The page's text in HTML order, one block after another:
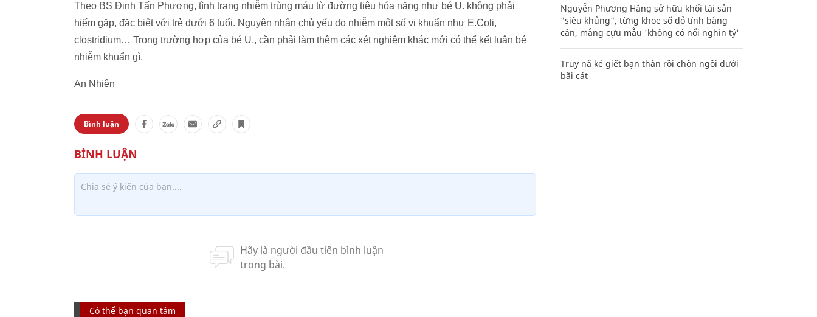
Theo BS Đinh Tấn Phương, tình trạng nhiễm trùng máu từ đường tiêu hóa nặng như bé U. không phải
hiếm gặp, đặc biệt với trẻ dưới 6 tuổi. Nguyên nhân chủ yếu do nhiễm một số vi khuẩn như E.Coli,
clostridium… Trong trường hợp của bé U., cần phải làm thêm các xét nghiệm khác mới có thể kết luận bé
nhiễm khuẩn gì.
An Nhiên
Bình luận
Có thể bạn quan tâm
Nguyễn Phương Hằng sở hữu khối tài sản
"siêu khủng", từng khoe sổ đỏ tính bằng
cân, mắng cựu mẫu 'không có nổi nghìn tỷ'
Truy nã kẻ giết bạn thân rồi chôn ngồi dưới
bãi cát